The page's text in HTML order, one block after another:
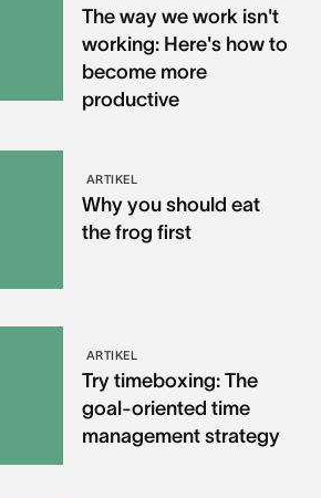
The way we work isn't
working: Here's how to
become more
productive
ARTIKEL
Why you should eat
the frog first
ARTIKEL
Try timeboxing: The
goal-oriented time
management strategy